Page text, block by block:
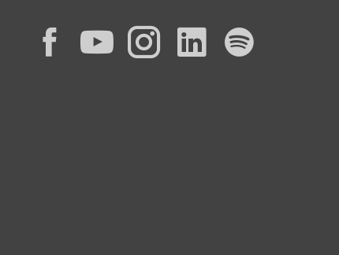
Facebook
YouTube
Instagram
LinkedIn